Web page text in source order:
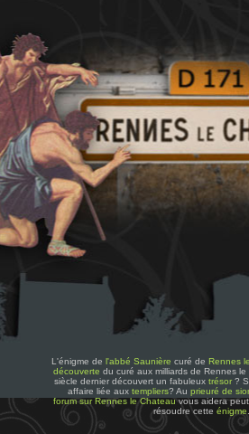
L'énigme de l'abbé Saunière curé de Rennes
découverte du curé aux milliards de Rennes
siècle dernier découvert un fabuleux trésor?
affaire liée aux templiers? Au prieuré de
forum sur Rennes le Chateauvous aidera
résoudre cetteénigme